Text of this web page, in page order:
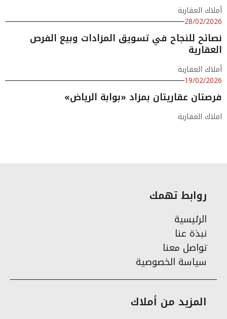
أملاك العقارية
28/02/2026
نصائح للنجاح في تسويق المزادات وبيع الفرص
العقارية
أملاك العقارية
19/02/2026
فرصتان عقاريتان بمزاد «بوابة الرياض»
املاك العقارية
روابط تهمك
الرئيسية
نبذة عنا
تواصل معنا
سياسة الخصوصية
المزيد من أملاك